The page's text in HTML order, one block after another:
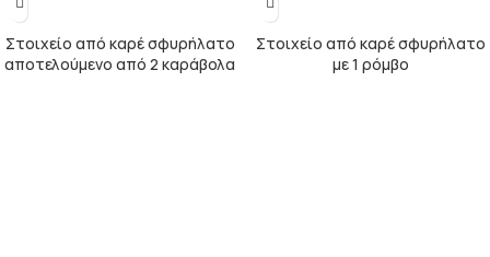
Στοιχείο από καρέ σφυρήλατο
αποτελούμενο από 2 καράβολα
Στοιχείο από καρέ σφυρήλατο
με 1 ρόμβο